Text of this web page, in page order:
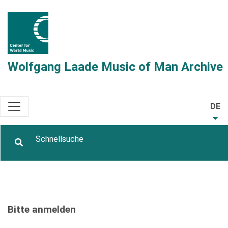
Wolfgang Laade Music of Man Archive
DE
Bitte anmelden